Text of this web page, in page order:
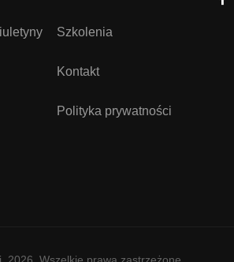
Szkolenia
Kontakt
Polityka prywatności